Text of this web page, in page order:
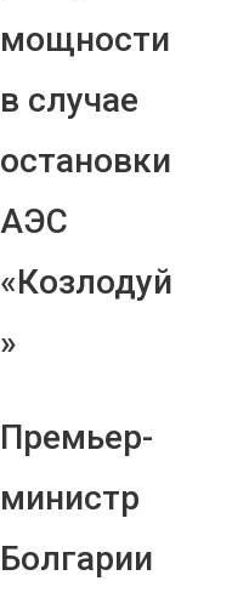
мощности
в случае
остановки
АЭС
«Козлодуй
»
Премьер-
министр
Болгарии